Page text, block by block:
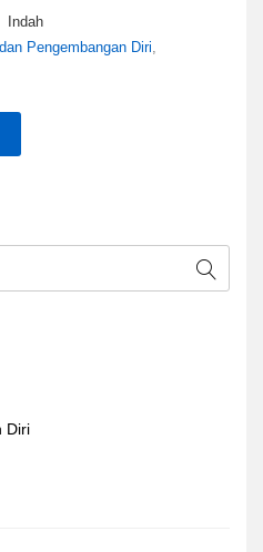
Diri
Indah
Pengembangan Diri,